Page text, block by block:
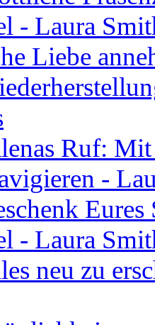
- Laura
Liebe
Ruf:
-
- Laura
neu zu